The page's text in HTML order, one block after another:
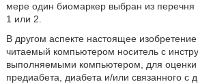
мере один биомаркер выбран из перечня
1 или 2.
В другом аспекте настоящее
читаемый компьютером носитель с
выполняемыми компьютером, для оценки
предиабета, диабета и/или связанного с